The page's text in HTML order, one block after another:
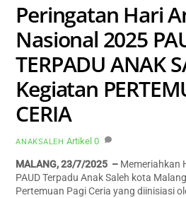
Peringatan Hari
Nasional 2025
TERPADU ANAK
Kegiatan
CERIA
ANAKSALEH Artikel 0
MALANG, 23/7/2025 – Memeriahkan
PAUD Terpadu Anak Saleh kota
Pertemuan Pagi Ceria yang diinisiasi